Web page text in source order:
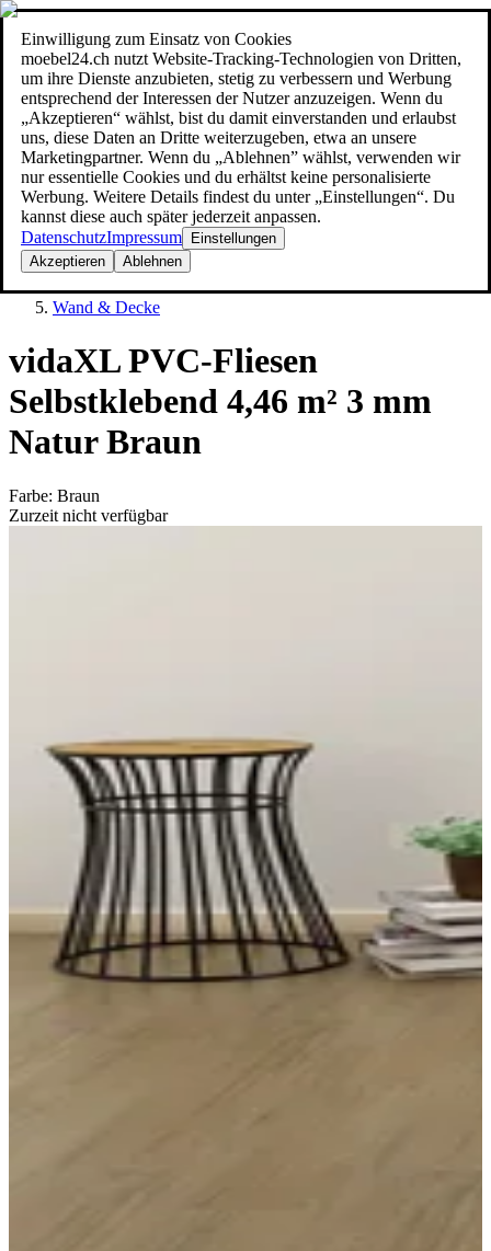
Einwilligung zum Einsatz von Cookies
moebel24.ch nutzt Website-Tracking-Technologien von Dritten,
um ihre Dienste anzubieten, stetig zu verbessern und Werbung
entsprechend der Interessen der Nutzer anzuzeigen. Wenn du
„Akzeptieren“ wählst, bist du damit einverstanden und erlaubst
uns, diese Daten an Dritte weiterzugeben, etwa an unsere
Marketingpartner. Wenn du „Ablehnen” wählst, verwenden wir
nur essentielle Cookies und du erhältst keine personalisierte
Werbung. Weitere Details findest du unter „Einstellungen“. Du
kannst diese auch später jederzeit anpassen.
DatenschutzImpressum
Einstellungen
Akzeptieren
Ablehnen
Suche
moebel dir den besten Preis!moebel dir den besten Preis!
Baumarkt
Wand & Decke
vidaXL PVC-Fliesen
Selbstklebend 4,46 m² 3 mm
Natur Braun
Farbe: Braun
Zurzeit nicht verfügbar